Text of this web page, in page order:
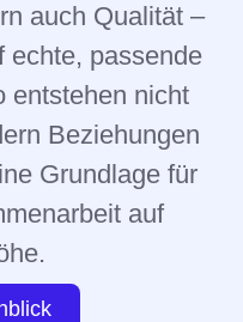
auch Qualität –
echte, passende
entstehen nicht
Beziehungen
Grundlage für
auf